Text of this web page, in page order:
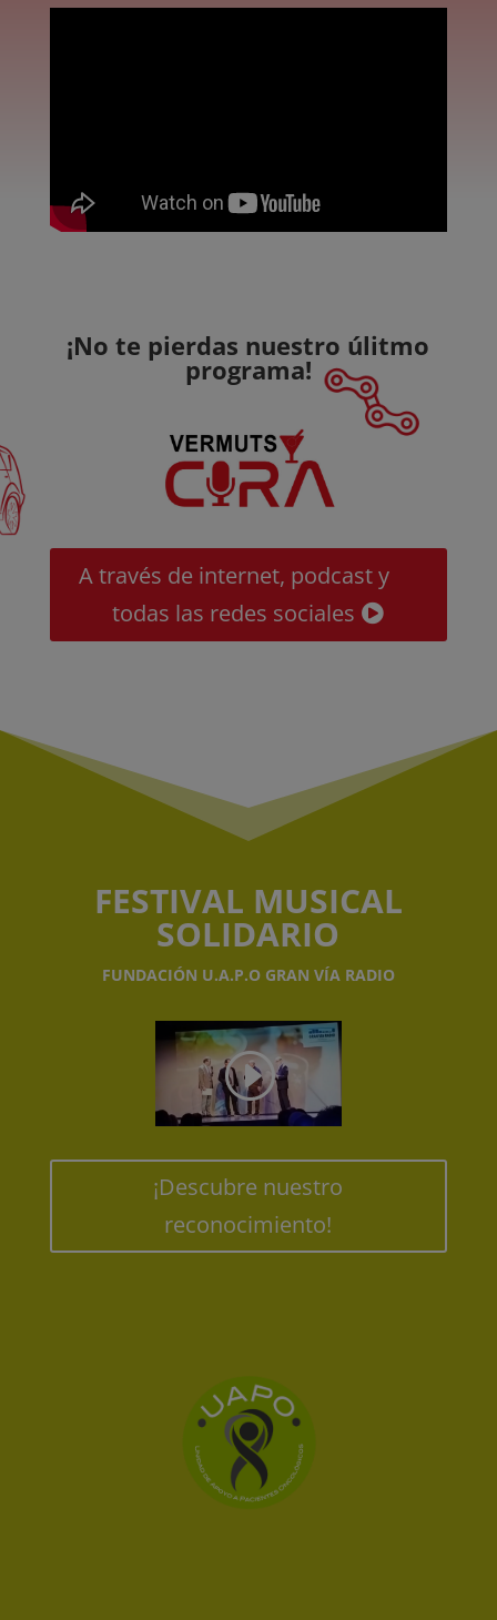
¡No te pierdas nuestro úlitmo
programa!
A través de internet, podcast y
todas las redes sociales
FESTIVAL MUSICAL
SOLIDARIO
FUNDACIÓN U.A.P.O GRAN VÍA RADIO
¡Descubre nuestro
reconocimiento!